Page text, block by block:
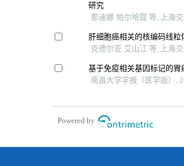
研究
那迪娜·帕尔哈提 等, 上海
肝细胞癌相关的核编码线
克德尔亚·艾山江 等, 上海
基于免疫相关基因标记的
南昌大学学报（医学版）,
Powered by